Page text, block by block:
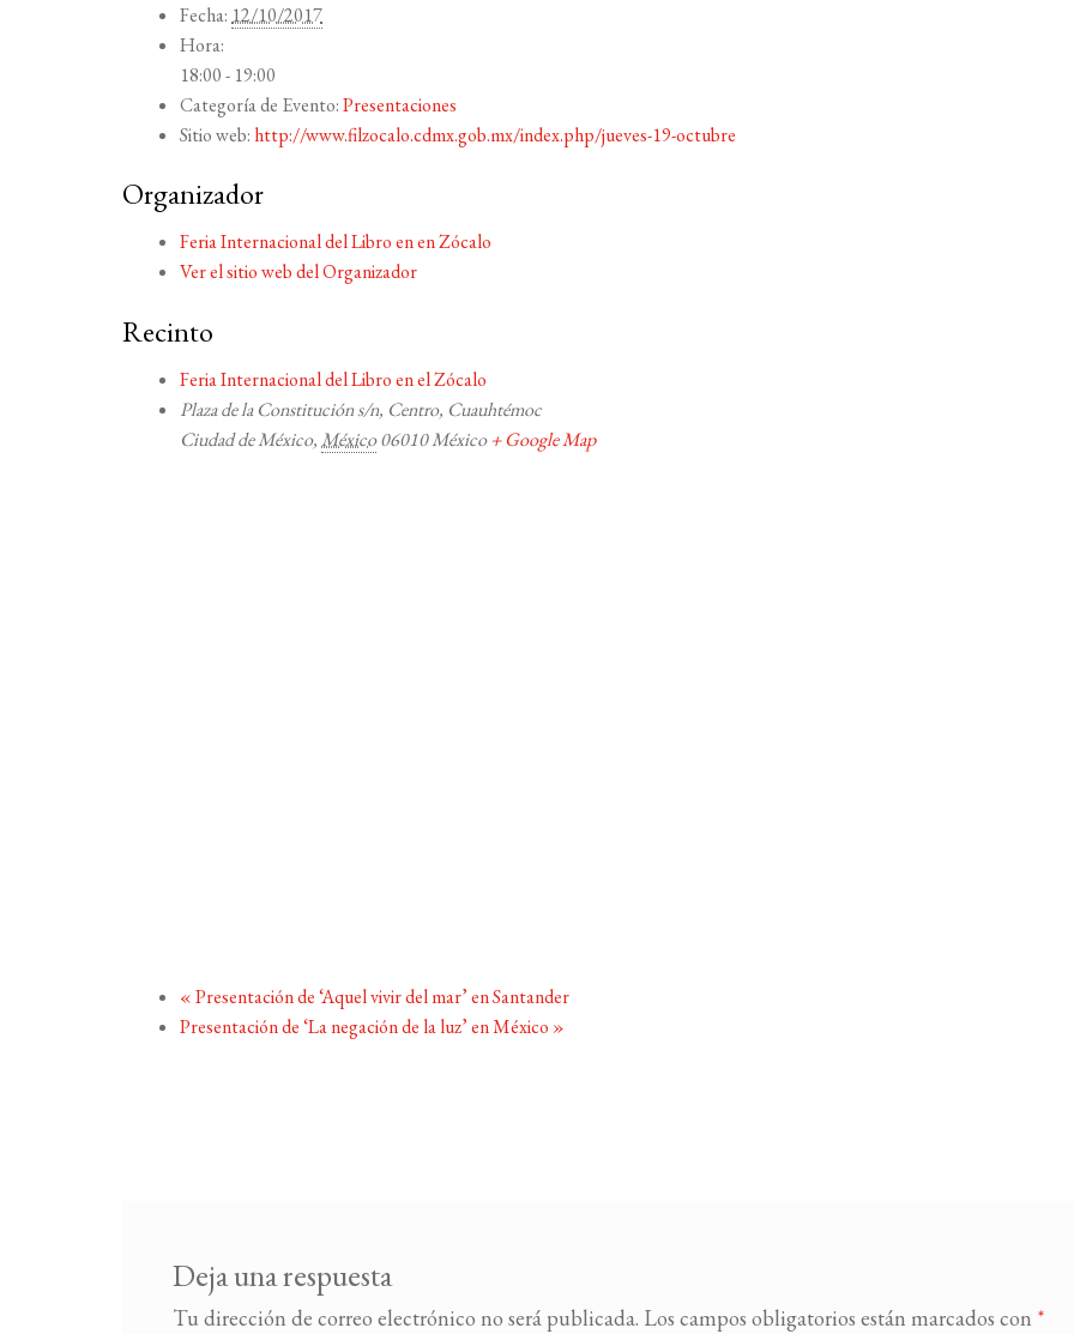
Fecha: 12/10/2017
Hora:
18:00 - 19:00
Categoría de Evento: Presentaciones
Sitio web: http://www.filzocalo.cdmx.gob.mx/index.php/jueves-19-octubre
Organizador
Feria Internacional del Libro en en Zócalo
Ver el sitio web del Organizador
Recinto
Feria Internacional del Libro en el Zócalo
Plaza de la Constitución s/n, Centro, Cuauhtémoc
Ciudad de México, México06010México + Google Map
«Presentación de ‘Aquel vivir del mar’ en Santander
Presentación de ‘La negación de la luz’ en México »
Deja una respuesta
Tu dirección de correo electrónico no será publicada. Los campos obligatorios están marcados con *